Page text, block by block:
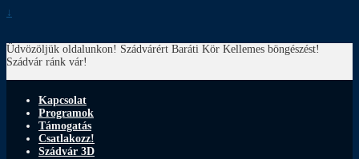
↓
Üdvözöljük oldalunkon! Szádvárért Baráti Kör Kellemes böngészést!
Szádvár ránk vár!
Kapcsolat
Programok
Támogatás
Csatlakozz!
Szádvár 3D